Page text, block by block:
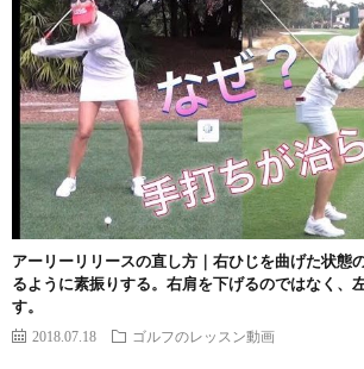
アーリーリリースの直し方｜右ひじを曲げた状態
るように素振りする。右肩を下げるのではなく、
す。
2018.07.18 ゴルフのレッスン動画